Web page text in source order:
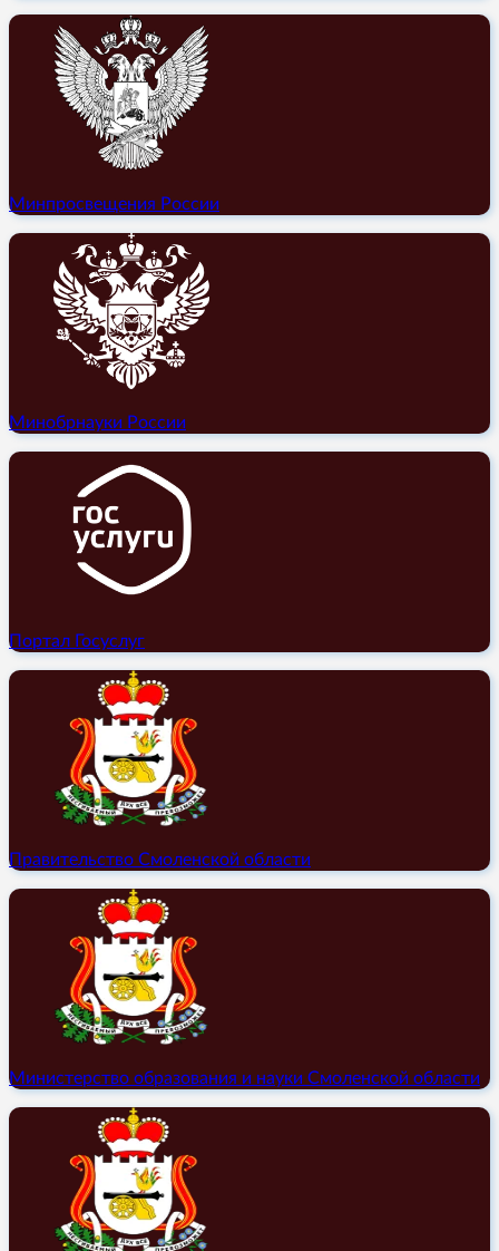
Минпросвещения России
Минобрнауки России
Портал Госуслуг
Правительство Смоленской области
Министерство образования и науки Смоленской области